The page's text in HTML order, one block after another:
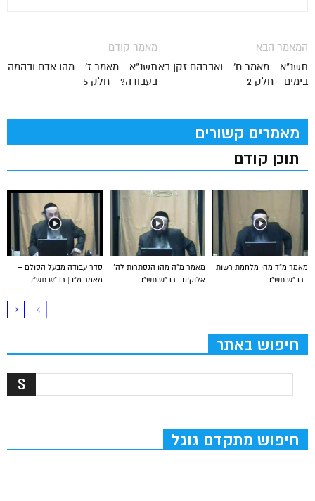
מאמר קודם
תשנ"א - מאמר ז' - מהו אדם ובהמה
בעבודה? - חלק 5
המאמר הבא
תשנ"א - מאמר ח' - ואברהם זקן בא
בימים - חלק 2
מאמרים קשורים
תוכן קודם
סדר עבודה מבעל הסולם –
מאמר מ”ו | רב”ש תש”נ
מאמר מ”ה מהו הנסתרות לה’
אלוקינו | רב”ש תש”נ
מאמר מ”ד מהי מלחמת רשות
| רב”ש תש”נ
חיפוש באתר
חיפוש מתקדם גוגל